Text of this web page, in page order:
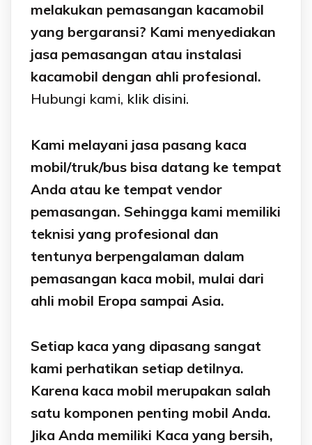
melakukan pemasangan kacamobil
yang bergaransi? Kami menyediakan
jasa pemasangan atau instalasi
kacamobil dengan ahli profesional.
Hubungi kami, klik disini.
Kami melayani jasa pasang kaca
mobil/truk/bus bisa datang ke tempat
Anda atau ke tempat vendor
pemasangan. Sehingga kami memiliki
teknisi yang profesional dan
tentunya berpengalaman dalam
pemasangan kaca mobil, mulai dari
ahli mobil Eropa sampai Asia.
Setiap kaca yang dipasang sangat
kami perhatikan setiap detilnya.
Karena kaca mobil merupakan salah
satu komponen penting mobil Anda.
Jika Anda memiliki Kaca yang bersih,